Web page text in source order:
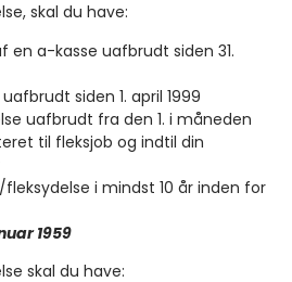
skal du have:
a-kasse uafbrudt siden 31.
siden 1. april 1999
uafbrudt fra den 1. i måneden
til fleksjob og indtil din
i mindst 10 år inden for
1959
skal du have: